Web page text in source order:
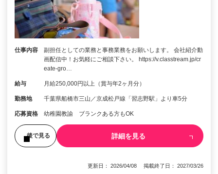
仕事内容
副担任としての業務と事務業務をお願いします。 会社紹介動
画配信中！お気軽にご相談下さい。 https://v.classtream.jp/cr
eate-gro…
給与 月給250,000円以上（賞与年2ヶ月分）
勤務地 千葉県船橋市三山／京成松戸線「習志野駅」より車5分
応募資格 幼稚園教諭 ブランクある方もOK
後で見る 詳細を見る
更新日： 2026/04/08 掲載終了日： 2027/03/26